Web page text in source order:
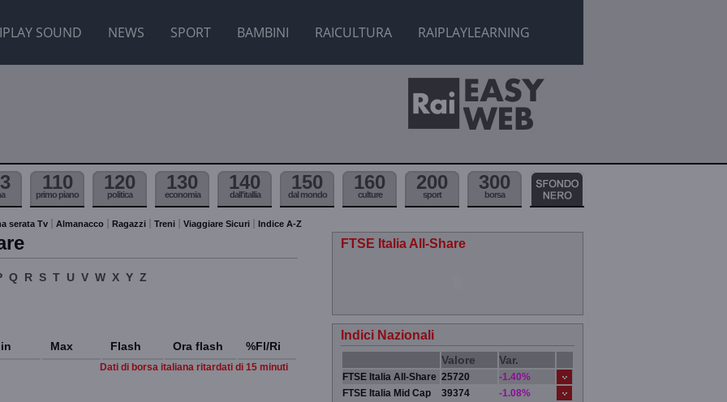
SOUND NEWS SPORT BAMBINI RAICULTURA RAIPLAYLEARNING
110
primo piano
120
politica
130
economia
140
dall'itallia
150
dal mondo
160
culture
200
sport
300
borsa
serata Tv Almanacco Ragazzi Treni Viaggiare Sicuri Indice A-Z
Q R S T U V W X Y Z
Max Flash Ora flash %Fl/Ri
Dati di borsa italiana ritardati di 15 minuti
FTSE Italia All-Share
Indici Nazionali
Valore Var.
FTSE Italia All-Share 25720
-1.40%
FTSE Italia Mid Cap
39374
-1.08%